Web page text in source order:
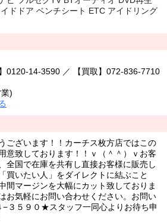
ドドア ベンチシート ETC アイドリング
0120-14-3590 ／ 【買取】072-836-7710
)
ざいます！！カーチス枚方店ではこの
意致しております！！ｖ（＾＾）ｖお客
全国で在庫を共有し直接お客様に販売し
買いたい人」をダイレクトに結ぶこと
間マージンを大幅にカット致しておりま
お気軽にお問い合わせください。お問い
−３５９０★スタッフ一同心よりお待ち申